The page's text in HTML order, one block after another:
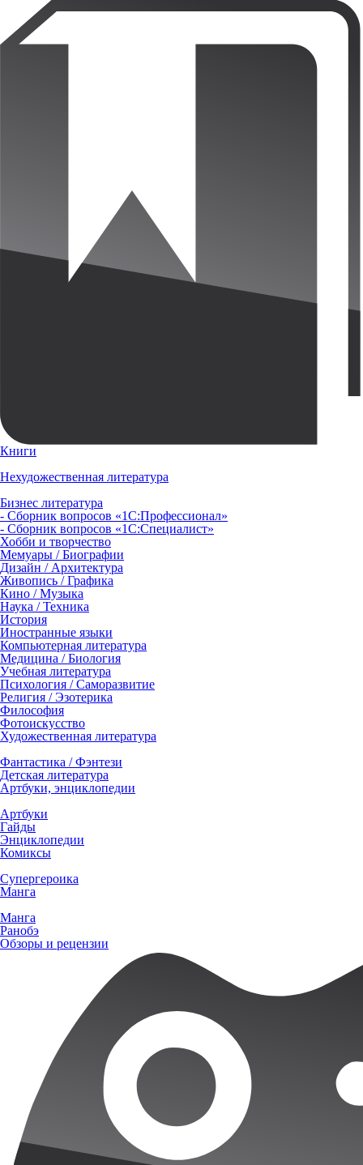
Книги
Нехудожественная литература
Бизнес литература
- Сборник вопросов «1С:Профессионал»
- Сборник вопросов «1С:Специалист»
Хобби и творчество
Мемуары / Биографии
Дизайн / Архитектура
Живопись / Графика
Кино / Музыка
Наука / Техника
История
Иностранные языки
Компьютерная литература
Медицина / Биология
Учебная литература
Психология / Саморазвитие
Религия / Эзотерика
Философия
Фотоискусство
Художественная литература
Фантастика / Фэнтези
Детская литература
Артбуки, энциклопедии
Артбуки
Гайды
Энциклопедии
Комиксы
Супергероика
Манга
Манга
Ранобэ
Обзоры и рецензии